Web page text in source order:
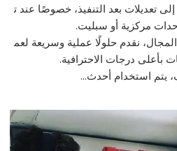
إلى تعديلات بعد التنفيذ، خصوصًا عند ت
مركزية أو سبليت.
نقدم حلولًا عملية وسريعة لعم
درجات الاحترافية.
يتم استخدام أحدث...